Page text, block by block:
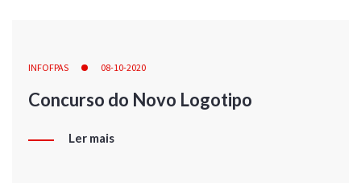
INFOFPAS 08-10-2020
Concurso do Novo Logotipo
Ler mais